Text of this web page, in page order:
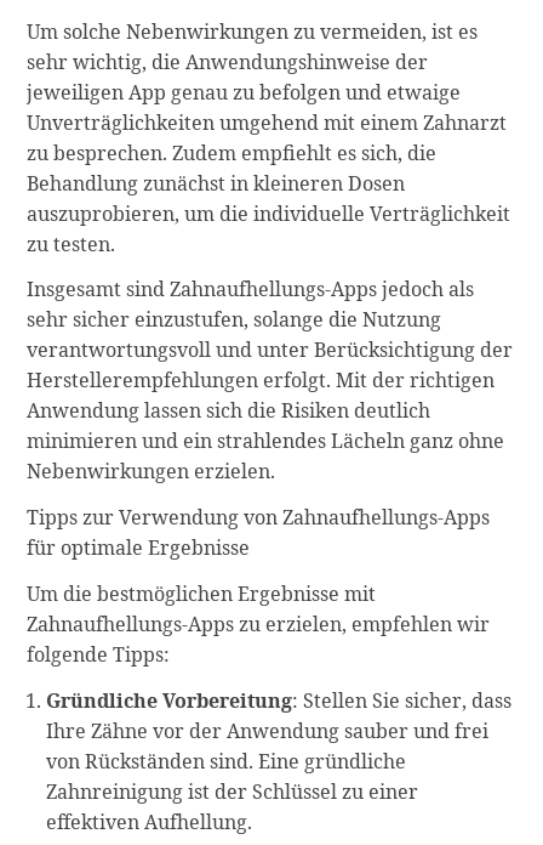
Um solche Nebenwirkungen zu vermeiden, ist es
sehr wichtig, die Anwendungshinweise der
jeweiligen App genau zu befolgen und etwaige
Unverträglichkeiten umgehend mit einem Zahnarzt
zu besprechen. Zudem empfiehlt es sich, die
Behandlung zunächst in kleineren Dosen
auszuprobieren, um die individuelle Verträglichkeit
zu testen.
Insgesamt sind Zahnaufhellungs-Apps jedoch als
sehr sicher einzustufen, solange die Nutzung
verantwortungsvoll und unter Berücksichtigung der
Herstellerempfehlungen erfolgt. Mit der richtigen
Anwendung lassen sich die Risiken deutlich
minimieren und ein strahlendes Lächeln ganz ohne
Nebenwirkungen erzielen.
Tipps zur Verwendung von Zahnaufhellungs-Apps
für optimale Ergebnisse
Um die bestmöglichen Ergebnisse mit
Zahnaufhellungs-Apps zu erzielen, empfehlen wir
folgende Tipps:
Gründliche Vorbereitung: Stellen Sie sicher, dass
Ihre Zähne vor der Anwendung sauber und frei
von Rückständen sind. Eine gründliche
Zahnreinigung ist der Schlüssel zu einer
effektiven Aufhellung.